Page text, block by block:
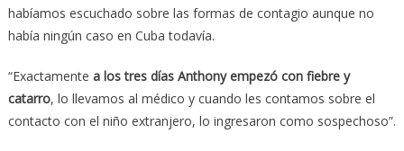
habíamos escuchado sobre las formas de contagio aunque no
había ningún caso en Cuba todavía.
“Exactamente a los tres días Anthony empezó con fiebre y
catarro, lo llevamos al médico y cuando les contamos sobre el
contacto con el niño extranjero, lo ingresaron como sospechoso”.